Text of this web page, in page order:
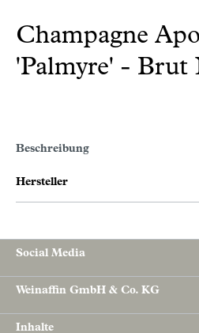
Champagne
'Palmyre' - Brut
Beschreibung
Hersteller
Social Media
Weinaffin GmbH & Co. KG
Inhalte